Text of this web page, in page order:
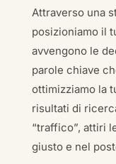
Attraverso una
posizioniamo il
avvengono le
parole chiave
ottimizziamo la
risultati di
“traffico”, attiri
giusto e nel